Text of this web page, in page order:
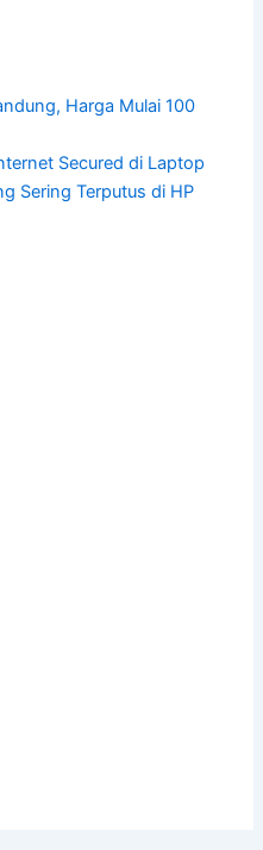
Harga Mulai 100
Secured di Laptop
Sering Terputus di HP